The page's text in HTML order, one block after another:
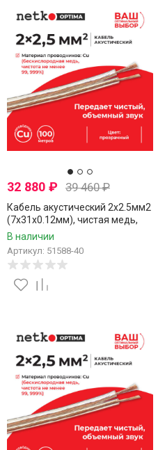
32 880 ₽ 39 460₽
Кабель акустический 2x2.5мм2
(7x31x0.12мм), чистая медь,
пластиковая катушка,
прозрачный, Netko, 40 метров
В наличии
Артикул: 51588-40